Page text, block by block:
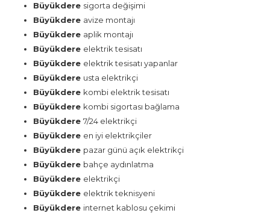
Büyükdere sigorta değişimi
Büyükdere avize montajı
Büyükdere aplik montajı
Büyükdere elektrik tesisatı
Büyükdere elektrik tesisatı yapanlar
Büyükdere usta elektrikçi
Büyükdere kombi elektrik tesisatı
Büyükdere kombi sigortası bağlama
Büyükdere 7/24 elektrikçi
Büyükdere en iyi elektrikçiler
Büyükdere pazar günü açık elektrikçi
Büyükdere bahçe aydınlatma
Büyükdere elektrikçi
Büyükdere elektrik teknisyeni
Büyükdere internet kablosu çekimi